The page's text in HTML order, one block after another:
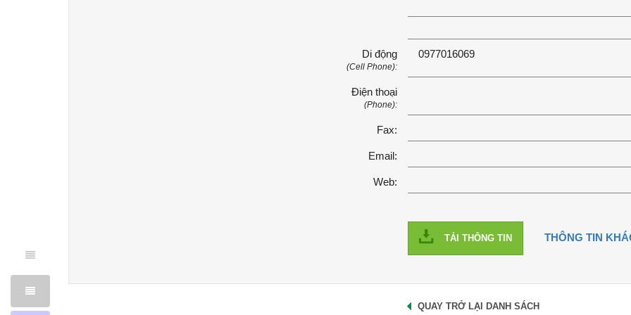
Di động
(Cell Phone):
0977016069
Điện thoại
(Phone):
Fax:
Email:
Web:
TẢI THÔNG TIN THÔNG TIN
QUAY TRỞ LẠI DANH SÁCH